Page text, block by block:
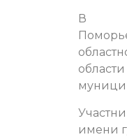
В
имени